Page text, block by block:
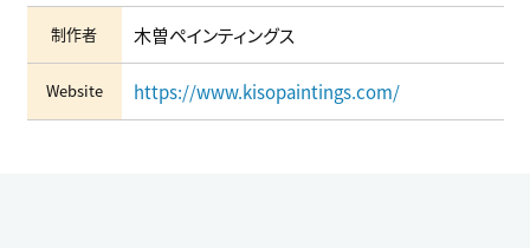
制作者 木曽ペインティングス
Website https://www.kisopaintings.com/